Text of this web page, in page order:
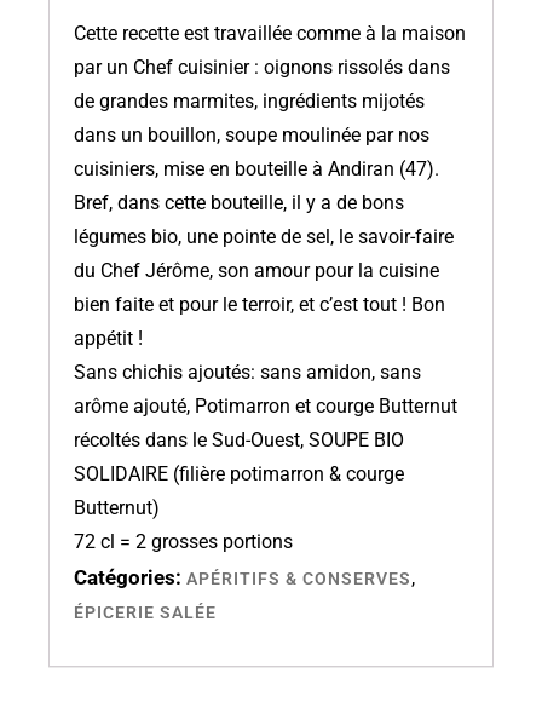
Cette recette est travaillée comme à la maison
par un Chef cuisinier : oignons rissolés dans
de grandes marmites, ingrédients mijotés
dans un bouillon, soupe moulinée par nos
cuisiniers, mise en bouteille à Andiran (47).
Bref, dans cette bouteille, il y a de bons
légumes bio, une pointe de sel, le savoir-faire
du Chef Jérôme, son amour pour la cuisine
bien faite et pour le terroir, et c’est tout ! Bon
appétit !
Sans chichis ajoutés: sans amidon, sans
arôme ajouté, Potimarron et courge Butternut
récoltés dans le Sud-Ouest, SOUPE BIO
SOLIDAIRE (filière potimarron & courge
Butternut)
72 cl = 2 grosses portions
Catégories: APÉRITIFS & CONSERVES,
ÉPICERIE SALÉE